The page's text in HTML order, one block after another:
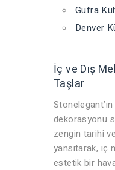
Gufra
Denver
İç ve Dış
Taşlar
dekorasyonu
zengin tarihi
yansıtarak, iç
estetik bir